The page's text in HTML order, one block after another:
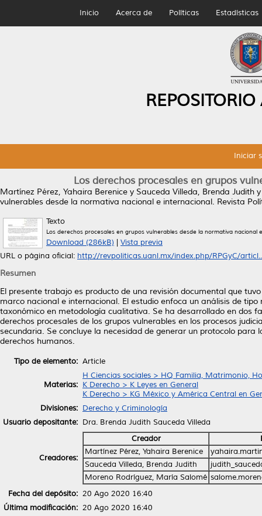
Inicio Acerca de Políticas Estadísticas
Iniciar
Los derechos procesales en grupos
Martínez Pérez, Yahaira Berenice y Sauceda Villeda, Brenda Judith
vulnerables desde la normativa nacional e internacional. Revista
Texto
Los derechos procesales en grupos vulnerables desde la normativa nacional
Download (286kB)
Vista previa
URL o página oficial: http://revpoliticas.uanl.mx/index.php/RPGyC/
Resumen
El presente trabajo es producto de una revisión documental que
marco nacional e internacional. El estudio enfoca un análisis de
taxonómico en metodología cualitativa. Se ha desarrollado en dos
derechos procesales de los grupos vulnerables en los procesos
secundaria. Se concluye la necesidad de generar un protocolo
derechos humanos.
Tipo de elemento: Article
Materias:
H Ciencias sociales > HQ Familia, Matrimonio,
K Derecho > K Leyes en General
K Derecho > KG México y América Central en
Divisiones: Derecho y Criminología
Usuario depositante: Dra. Brenda Judith Sauceda Villeda
Creadores:
Creador
Martínez Pérez, Yahaira Berenice
Sauceda Villeda, Brenda Judith
Moreno Rodríguez, María Salomé
Fecha del depósito: 20 Ago 2020 16:40
Última modificación: 20 Ago 2020 16:40